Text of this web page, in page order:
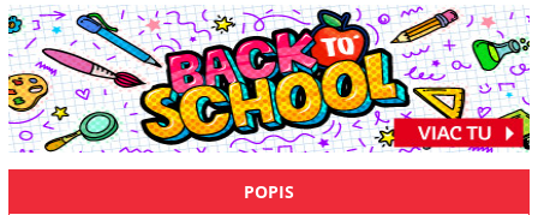
POPIS